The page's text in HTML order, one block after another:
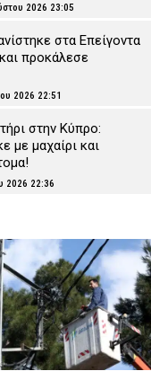
2026 23:05
στα Επείγοντα
προκάλεσε
2026 22:51
στην Κύπρο:
με μαχαίρι και
2026 22:36
2026 22:22
αυνανιζόταν
γειτόνισσά του –
φυλάκιση
2026 22:07